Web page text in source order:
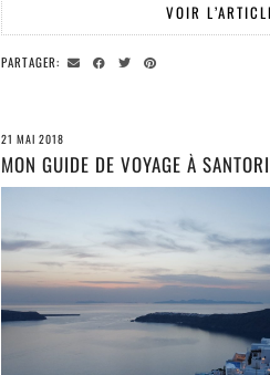
VOIR
PARTAGER:
21 MAI 2018
MON GUIDE DE VOYAGE À